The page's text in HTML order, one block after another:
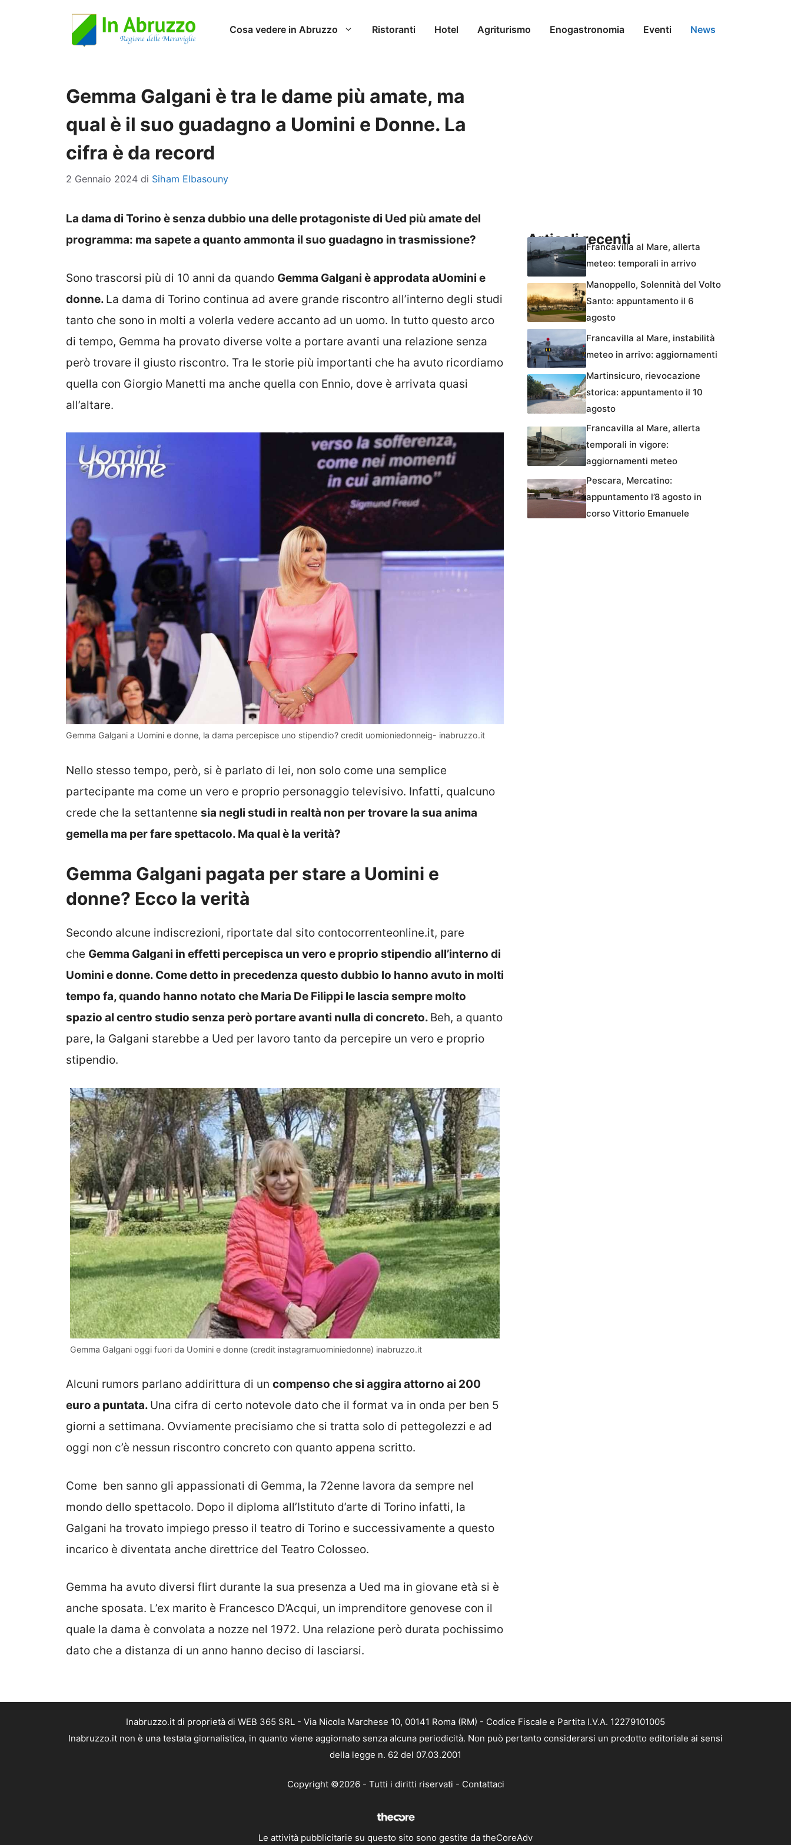
Cosa vedere in Abruzzo Ristoranti Hotel Agriturismo Enogastronomia Eventi News
Gemma Galgani è tra le dame più amate, ma
qual è il suo guadagno a Uomini e Donne. La
cifra è da record
2 Gennaio 2024 di Siham Elbasouny
La dama di Torino è senza dubbio una delle protagoniste di Ued più amate del
programma: ma sapete a quanto ammonta il suo guadagno in trasmissione?
Sono trascorsi più di 10 anni da quando Gemma Galgani è approdata aUomini e
donne. La dama di Torino continua ad avere grande riscontro all’interno degli studi
tanto che sono in molti a volerla vedere accanto ad un uomo. In tutto questo arco
di tempo, Gemma ha provato diverse volte a portare avanti una relazione senza
però trovare il giusto riscontro. Tra le storie più importanti che ha avuto ricordiamo
quella con Giorgio Manetti ma anche quella con Ennio, dove è arrivata quasi
all’altare.
Gemma Galgani a Uomini e donne, la dama percepisce uno stipendio? credit uomioniedonneig- inabruzzo.it
Nello stesso tempo, però, si è parlato di lei, non solo come una semplice
partecipante ma come un vero e proprio personaggio televisivo. Infatti, qualcuno
crede che la settantenne sia negli studi in realtà non per trovare la sua anima
gemella ma per fare spettacolo. Ma qual è la verità?
Gemma Galgani pagata per stare a Uomini e
donne? Ecco la verità
Secondo alcune indiscrezioni, riportate dal sito contocorrenteonline.it, pare
che Gemma Galgani in effetti percepisca un vero e proprio stipendio all’interno di
Uomini e donne. Come detto in precedenza questo dubbio lo hanno avuto in molti
tempo fa, quando hanno notato che Maria De Filippi le lascia sempre molto
spazio al centro studio senza però portare avanti nulla di concreto. Beh, a quanto
pare, la Galgani starebbe a Ued per lavoro tanto da percepire un vero e proprio
stipendio.
Gemma Galgani oggi fuori da Uomini e donne (credit instagramuominiedonne) inabruzzo.it
Alcuni rumors parlano addirittura di un compenso che si aggira attorno ai 200
euro a puntata. Una cifra di certo notevole dato che il format va in onda per ben 5
giorni a settimana. Ovviamente precisiamo che si tratta solo di pettegolezzi e ad
oggi non c’è nessun riscontro concreto con quanto appena scritto.
Come ben sanno gli appassionati di Gemma, la 72enne lavora da sempre nel
mondo dello spettacolo. Dopo il diploma all’Istituto d’arte di Torino infatti, la
Galgani ha trovato impiego presso il teatro di Torino e successivamente a questo
incarico è diventata anche direttrice del Teatro Colosseo.
Gemma ha avuto diversi flirt durante la sua presenza a Ued ma in giovane età si è
anche sposata. L’ex marito è Francesco D’Acqui, un imprenditore genovese con il
quale la dama è convolata a nozze nel 1972. Una relazione però durata pochissimo
dato che a distanza di un anno hanno deciso di lasciarsi.
Articoli recentiFrancavilla al Mare, allerta
meteo: temporali in arrivo
Manoppello, Solennità del Volto
Santo: appuntamento il 6
agosto
Francavilla al Mare, instabilità
meteo in arrivo: aggiornamenti
Martinsicuro, rievocazione
storica: appuntamento il 10
agosto
Francavilla al Mare, allerta
temporali in vigore:
aggiornamenti meteo
Pescara, Mercatino:
appuntamento l’8 agosto in
corso Vittorio Emanuele
Inabruzzo.it di proprietà di WEB 365 SRL - Via Nicola Marchese 10, 00141 Roma (RM) - Codice Fiscale e Partita I.V.A. 12279101005
Inabruzzo.it non è una testata giornalistica, in quanto viene aggiornato senza alcuna periodicità. Non può pertanto considerarsi un prodotto editoriale ai sensi
della legge n. 62 del 07.03.2001
Copyright ©2026 - Tutti i diritti riservati - Contattaci
Le attività pubblicitarie su questo sito sono gestite da theCoreAdv